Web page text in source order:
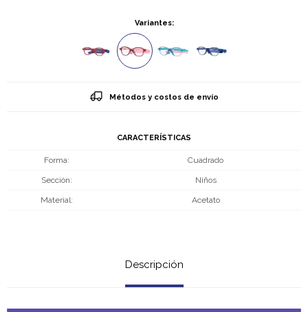
Variantes:
Métodos y costos de envío
CARACTERÍSTICAS
Forma Cuadrado
Sección Niños
Material Acetato
Descripción